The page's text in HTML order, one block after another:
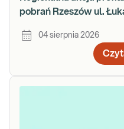
pobrań Rzeszów ul.
04 sierpnia 2026